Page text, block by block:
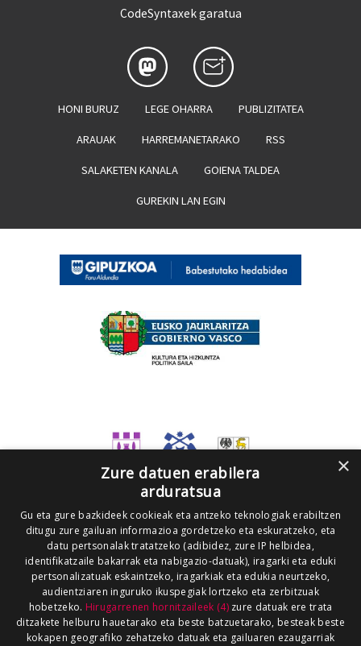
CodeSyntaxek garatua
HONI BURUZ LEGE OHARRA PUBLIZITATEA
ARAUAK HARREMANETARAKO RSS
SALAKETEN KANALA GOIENA TALDEA
GUREKIN LAN EGIN
×
Zure datuen erabilera
arduratsua
Gu eta gure bazkideek cookieak eta antzeko teknologiak erabiltzen
ditugu zure gailuan informazioa gordetzeko eta eskuratzeko, eta
datu pertsonalak tratatzeko (adibidez, zure IP helbidea,
identifikatzaile bakarrak eta nabigazio-datuak), iragarki eta eduki
pertsonalizatuak eskaintzeko, iragarkiak eta edukia neurtzeko,
audientziaren inguruko ikuspegiak lortzeko eta zerbitzuak
hobetzeko. Hirugarrenen hornitzaileek (4)zure datuak ere trata
ditzakete helburu hauetarako eta beste batzuetarako, besteak beste
kokapen geografiko zehatzeko datuak eta gailuaren ezaugarriak